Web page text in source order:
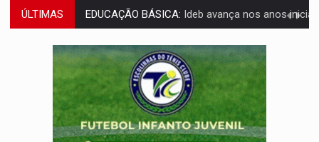
ÚLTIMAS EDUCAÇÃO BÁSICA: Ideb avança nos anos iniciais do ensino
CONTA DIFÍCIL:Com as novidades na corrida ao Senado as contas
CH4C1NA:Disputa entre PCC e CV deixa dez mortos em cinco
IMUNIZAÇÃO:Prefeitura inicia campanha de multivacinação para crianças
QUIRINUS:Draco faz operação para prender faccionados que atacaram